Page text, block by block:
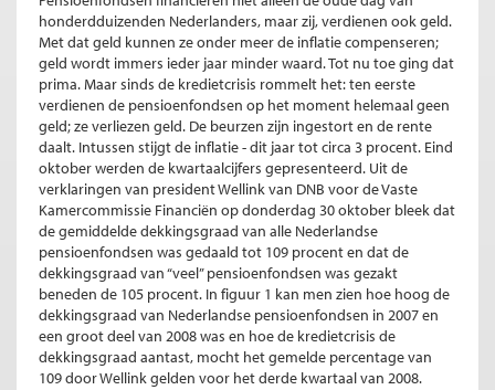
honderdduizenden Nederlanders, maar zij, verdienen ook geld.
Met dat geld kunnen ze onder meer de inflatie compenseren;
geld wordt immers ieder jaar minder waard. Tot nu toe ging dat
prima. Maar sinds de kredietcrisis rommelt het: ten eerste
verdienen de pensioenfondsen op het moment helemaal geen
geld; ze verliezen geld. De beurzen zijn ingestort en de rente
daalt. Intussen stijgt de inflatie - dit jaar tot circa 3 procent. Eind
oktober werden de kwartaalcijfers gepresenteerd. Uit de
verklaringen van president Wellink van DNB voor de Vaste
Kamercommissie Financiën op donderdag 30 oktober bleek dat
de gemiddelde dekkingsgraad van alle Nederlandse
pensioenfondsen was gedaald tot 109 procent en dat de
dekkingsgraad van “veel” pensioenfondsen was gezakt
beneden de 105 procent. In figuur 1 kan men zien hoe hoog de
dekkingsgraad van Nederlandse pensioenfondsen in 2007 en
een groot deel van 2008 was en hoe de kredietcrisis de
dekkingsgraad aantast, mocht het gemelde percentage van
109 door Wellink gelden voor het derde kwartaal van 2008.